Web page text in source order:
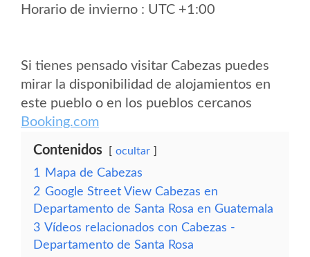
Horario de invierno : UTC +1:00
Si tienes pensado visitar Cabezas puedes
mirar la disponibilidad de alojamientos en
este pueblo o en los pueblos cercanos
Booking.com
Contenidos ocultar
1
Mapa de Cabezas
2 Google Street View Cabezas en
Departamento de Santa Rosa en Guatemala
3 Vídeos relacionados con Cabezas -
Departamento de Santa Rosa